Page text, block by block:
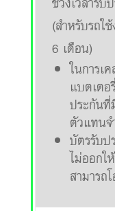
(สำหรับรถใ
6 เดือน)
ในการเ
แบตเต
ประกันที่
ตัวแทน
บัตรรับ
ไม่ออกใ
สามารถ